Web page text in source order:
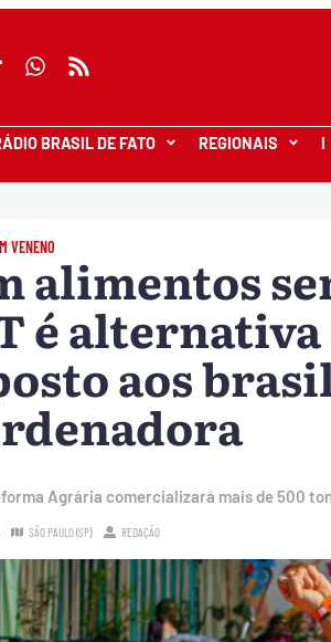
BRASIL DE FATO REGIONAIS I
VENENOalimentos
é
aos
Agrária comercializará mais de 500
SÃO PAULO (SP) REDAÇÃO